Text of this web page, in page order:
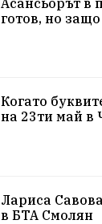
готов, но
Когато
на 23ти май в
Лариса
в БТА Смолян